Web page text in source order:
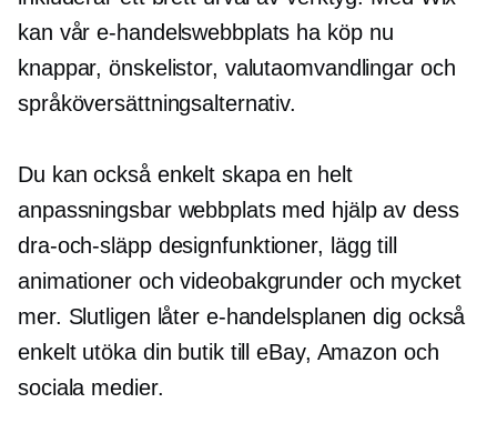
kan vår e-handelswebbplats ha köp nu
knappar, önskelistor, valutaomvandlingar och
språköversättningsalternativ.
Du kan också enkelt skapa en helt
anpassningsbar webbplats med hjälp av dess
dra-och-släppdesignfunktioner, lägg till
animationer och videobakgrunder och mycket
mer. Slutligen låter e-handelsplanen dig också
enkelt utöka din butik till eBay, Amazon och
sociala medier.